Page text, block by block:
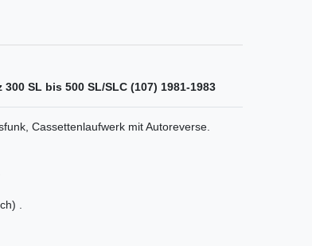
300 SL bis 500 SL/SLC (107) 1981-1983
Cassettenlaufwerk mit Autoreverse.
.